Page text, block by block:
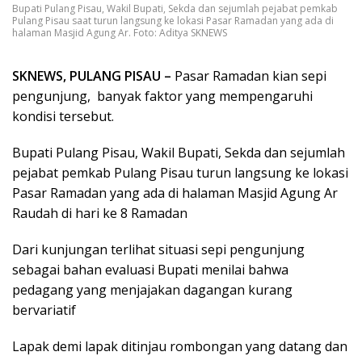
Bupati Pulang Pisau, Wakil Bupati, Sekda dan sejumlah pejabat pemkab
Pulang Pisau saat turun langsung ke lokasi Pasar Ramadan yang ada di
halaman Masjid Agung Ar. Foto: Aditya SKNEWS
SKNEWS, PULANG PISAU – Pasar Ramadan kian sepi
pengunjung, banyak faktor yang mempengaruhi
kondisi tersebut.
Bupati Pulang Pisau, Wakil Bupati, Sekda dan sejumlah
pejabat pemkab Pulang Pisau turun langsung ke lokasi
Pasar Ramadan yang ada di halaman Masjid Agung Ar
Raudah di hari ke 8 Ramadan
Dari kunjungan terlihat situasi sepi pengunjung
sebagai bahan evaluasi Bupati menilai bahwa
pedagang yang menjajakan dagangan kurang
bervariatif
Lapak demi lapak ditinjau rombongan yang datang dan